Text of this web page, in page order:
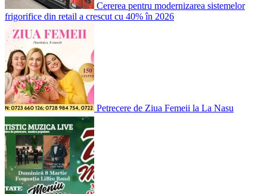
Cererea pentru modernizarea sistemelor
frigorifice din retail a crescut cu 40% în 2026
Petrecere de Ziua Femeii la La Nasu